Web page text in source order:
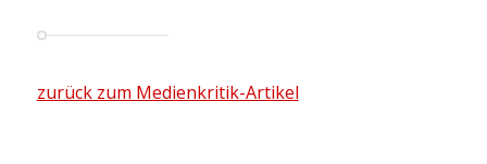
zurück zum Medienkritik-Artikel